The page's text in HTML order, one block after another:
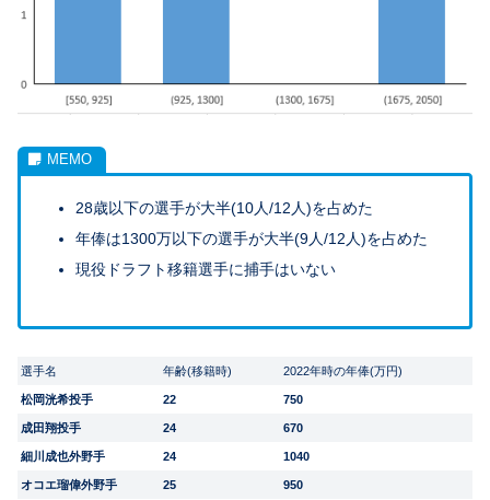
28歳以下の選手が大半(10人/12人)を占めた
年俸は1300万以下の選手が大半(9人/12人)を占めた
現役ドラフト移籍選手に捕手はいない
選手名 年齢(移籍時) 2022年時の年俸(万円)
松岡洸希投手 22 750
成田翔投手 24 670
細川成也外野手 24 1040
オコエ瑠偉外野手 25 950